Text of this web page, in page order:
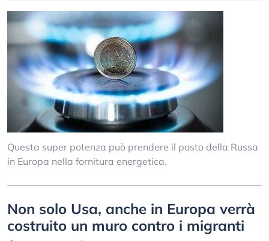
Questa super potenza può prendere il posto della Russa
in Europa nella fornitura energetica.
Non solo Usa, anche in Europa verrà
costruito un muro contro i migranti